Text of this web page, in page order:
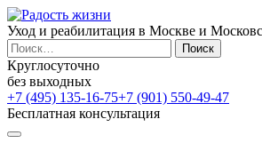
Уход и реабилитация в Москве и
Найти:
Круглосуточно
без выходных
+7 (495) 135-16-75+7 (901) 550-49-47
Бесплатная консультация